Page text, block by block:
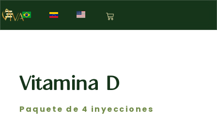
Vitamina D
Paquete de 4 inyecciones